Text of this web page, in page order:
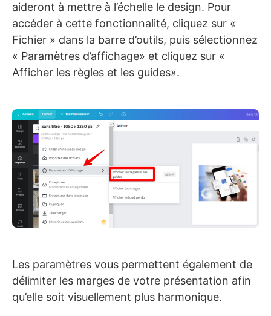
aideront à mettre à l’échelle le design. Pour
accéder à cette fonctionnalité, cliquez sur «
Fichier » dans la barre d’outils, puis sélectionnez
« Paramètres d’affichage» et cliquez sur «
Afficher les règles et les guides».
Les paramètres vous permettent également de
délimiter les marges de votre présentation afin
qu’elle soit visuellement plus harmonique.